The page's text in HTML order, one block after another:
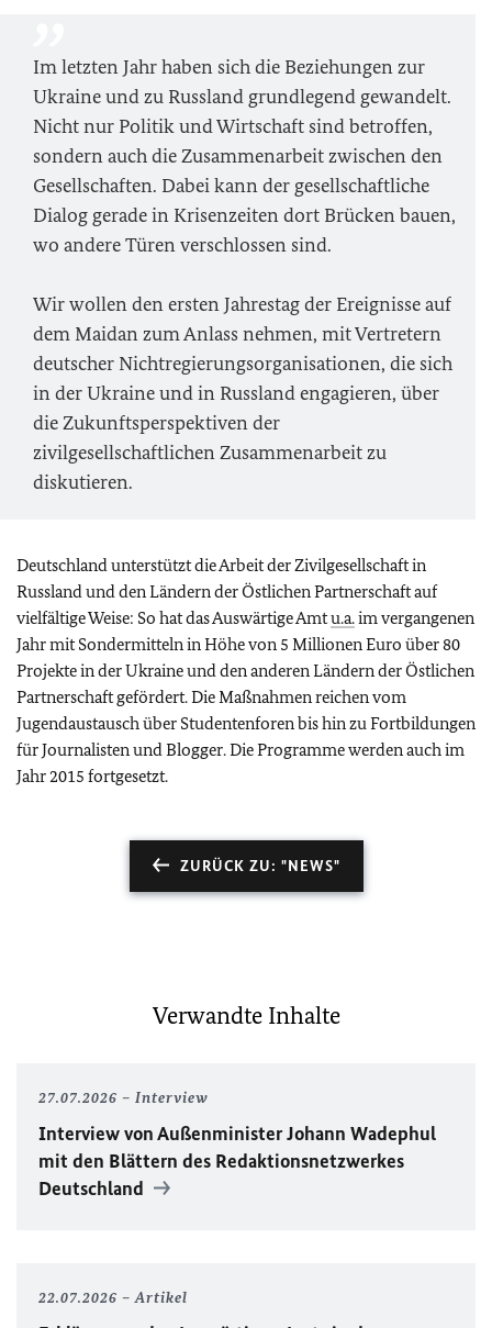
Im letzten Jahr haben sich die Beziehungen zur
Ukraine und zu Russland grundlegend gewandelt.
Nicht nur Politik und Wirtschaft sind betroffen,
sondern auch die Zusammenarbeit zwischen den
Gesellschaften. Dabei kann der gesellschaftliche
Dialog gerade in Krisenzeiten dort Brücken bauen,
wo andere Türen verschlossen sind.
Wir wollen den ersten Jahrestag der Ereignisse auf
dem Maidan zum Anlass nehmen, mit Vertretern
deutscher Nichtregierungsorganisationen, die sich
in der Ukraine und in Russland engagieren, über
die Zukunftsperspektiven der
zivilgesellschaftlichen Zusammenarbeit zu
diskutieren.
Deutschland unterstützt die Arbeit der Zivilgesellschaft in
Russland und den Ländern der Östlichen Partnerschaft auf
vielfältige Weise: So hat das Auswärtige Amtu.a.im vergangenen
Jahr mit Sondermitteln in Höhe von 5 Millionen Euro über 80
Projekte in der Ukraine und den anderen Ländern der Östlichen
Partnerschaft gefördert. Die Maßnahmen reichen vom
Jugendaustausch über Studentenforen bis hin zu Fortbildungen
für Journalisten und Blogger. Die Programme werden auch im
Jahr 2015 fortgesetzt.
ZURÜCK ZU: "NEWS"
Verwandte Inhalte
27.07.2026 Interview
Interview von Außenminister Johann Wadephul
mit den Blättern des Redaktionsnetzwerkes
Deutschland
22.07.2026 Artikel